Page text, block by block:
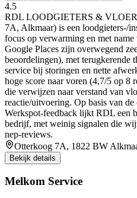
4.5
RDL LOODGIETERS &
7A, Alkmaar) is een loodgieters-/
focus op verwarming en met
Google Places zijn overwegend
beoordelingen), met terugkerende
service bij storingen en nette
hoge score naar voren (4,7/5 op 8
die verwijzen naar verstand van
reactie/uitvoering. Op basis van
Werkspot-feedback lijkt RDL een
bedrijf, met weinig signalen die
nep-reviews.
Otterkoog 7A, 1822 BW
Bekijk details
Melkom Service